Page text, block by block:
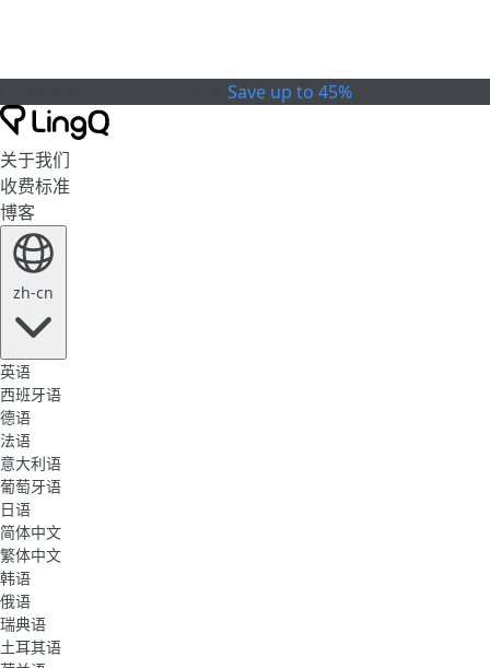
Save up to 45%
关于我们
收费标准
博客
zh-cn
英语
西班牙语
德语
法语
意大利语
葡萄牙语
日语
简体中文
繁体中文
韩语
俄语
瑞典语
土耳其语